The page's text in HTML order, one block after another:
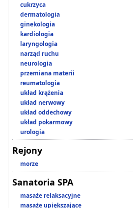
cukrzyca
dermatologia
ginekologia
kardiologia
laryngologia
narząd ruchu
neurologia
przemiana materii
reumatologia
układ krążenia
układ nerwowy
układ oddechowy
układ pokarmowy
urologia
Rejony
morze
Sanatoria SPA
masaże relaksacyjne
masaże upiększające